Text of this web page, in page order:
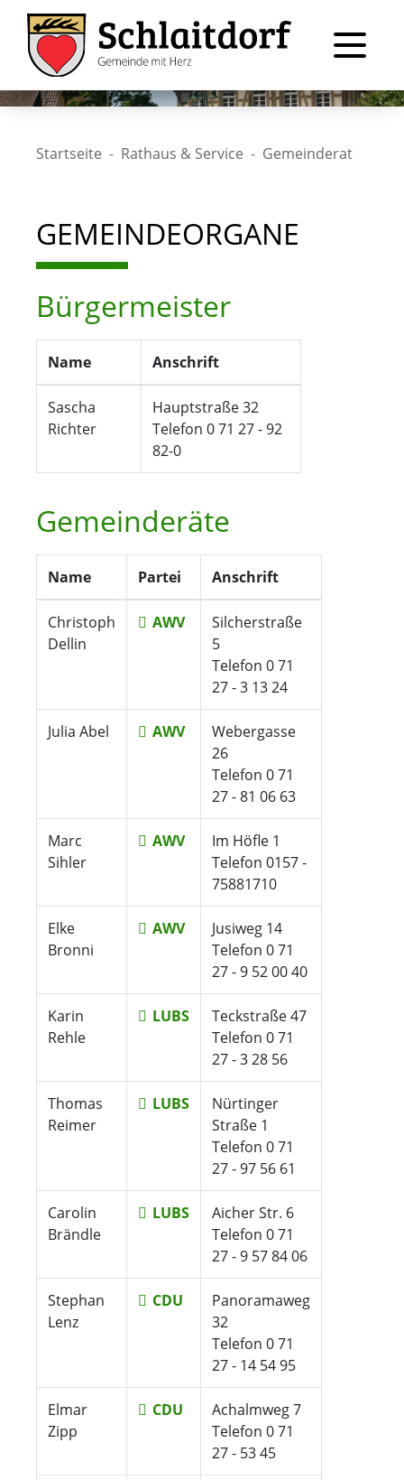
Startseite Rathaus & Service Gemeinderat
GEMEINDEORGANE
Bürgermeister
Name Anschrift
Sascha
Richter
Hauptstraße 32
Telefon 0 71 27 - 92
82-0
Gemeinderäte
Name Partei Anschrift
Christoph
Dellin
AWV
Silcherstraße
5
Telefon 0 71
27 - 3 13 24
Julia Abel AWV
Webergasse
26
Telefon 0 71
27 - 81 06 63
Marc
Sihler
AWV
Im Höfle 1
Telefon 0157 -
75881710
Elke
Bronni
AWV
Jusiweg 14
Telefon 0 71
27 - 9 52 00 40
Karin
Rehle
LUBS
Teckstraße 47
Telefon 0 71
27 - 3 28 56
Thomas
Reimer
LUBS
Nürtinger
Straße 1
Telefon 0 71
27 - 97 56 61
Carolin
Brändle
LUBS
Aicher Str. 6
Telefon 0 71
27 - 9 57 84 06
Stephan
Lenz
CDU
Panoramaweg
32
Telefon 0 71
27 - 14 54 95
Elmar
Zipp
CDU
Achalmweg 7
Telefon 0 71
27 - 53 45